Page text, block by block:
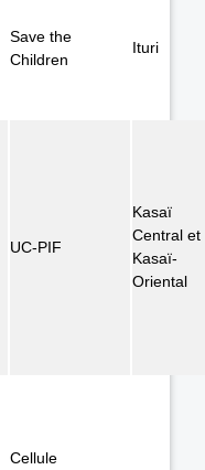
Save the
Children
Ituri
UC-PIF
Kasaï
Central et
Kasaï-
Oriental
Cellule